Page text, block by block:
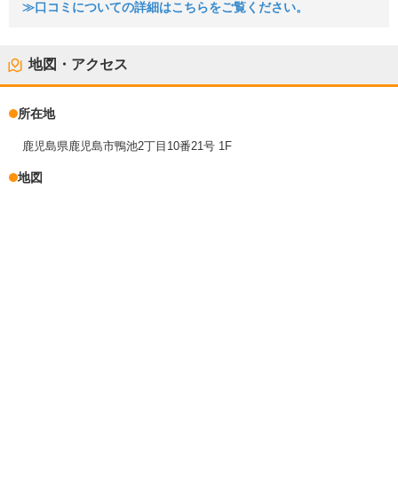
≫口コミについての詳細はこちらをご覧ください。
地図・アクセス
所在地
鹿児島県鹿児島市鴨池2丁目10番21号 1F
地図